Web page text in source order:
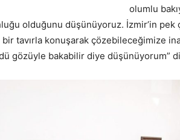
olumlu
olduğunu düşünüyoruz. İzmir’in
bir tavırla konuşarak çözebileceğimize
gözüyle bakabilir diye düşünüyorum”